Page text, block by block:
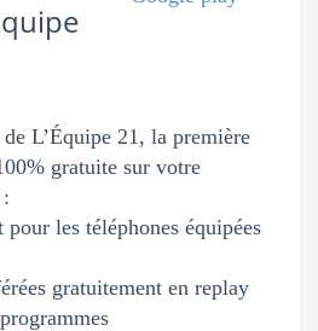
L’Équipe 21, la première
gratuite sur votre
les téléphones équipées
gratuitement en replay